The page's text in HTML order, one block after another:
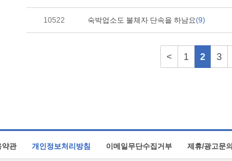
10522 숙박업소도 불체자 단속을 하남요(9)
< 1 2 3
약관 개인정보처리방침 이메일무단수집거부 제휴/광고문의